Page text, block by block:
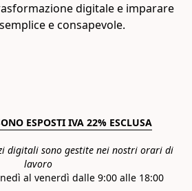
digitale e imparare
e consapevole.
ESPOSTI IVA 22% ESCLUSA
digitali sono gestite nei nostri orari di
lavoro
al venerdì dalle 9:00 alle 18:00